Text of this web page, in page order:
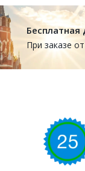
Бесплатная
При заказе